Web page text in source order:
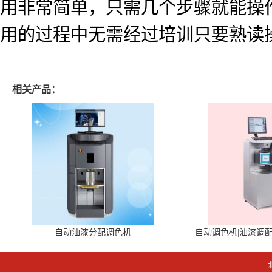
用非常简单，只需几个步骤就能
用的过程中无需经过培训只要熟
相关产品：
自动油漆分配调色机 自动调色机|油漆调